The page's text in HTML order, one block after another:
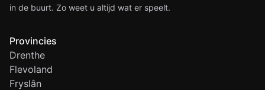
in de buurt. Zo weet u altijd wat er speelt.
Provincies
Drenthe
Flevoland
Fryslân